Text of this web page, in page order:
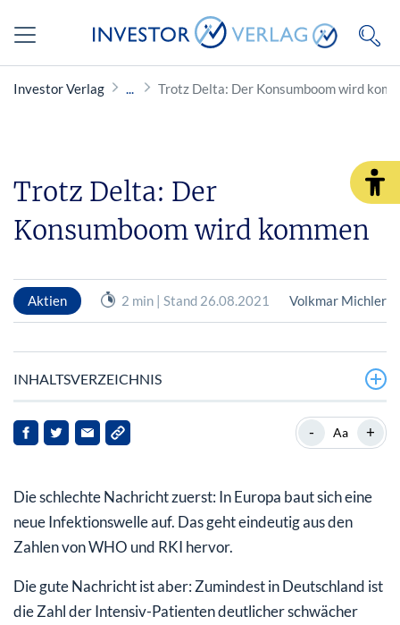
Investor Verlag Trotz Delta: Der Konsumboom wird
Trotz Delta: Der
Konsumboom wird kommen
Aktien 2 min | Stand 26.08.2021 Volkmar Michler
INHALTSVERZEICHNIS
Der Aufschwung kommt: Die Corona-Ersparnisse
werden ausgegeben
Das Einkommen war durch die Transferleistungen
weitgehend stabil
Sparquote der Deutschen hat sich verdoppelt
Wie viel Corona-Ersparnisse bleiben im Sparschwein?
- Aa +
Die schlechte Nachricht zuerst: In Europa baut sich eine
neue Infektionswelle auf. Das geht eindeutig aus den
Zahlen von WHO und RKI hervor.
Die gute Nachricht ist aber: Zumindest in Deutschland ist
die Zahl der Intensiv-Patienten deutlicher schwächer